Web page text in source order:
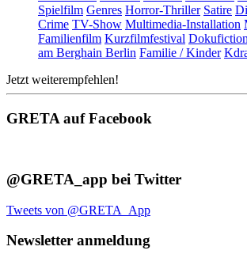
Spielfilm Genres Horror-Thriller Satire
Crime TV-Show Multimedia-Installation
Familienfilm Kurzfilmfestival Dokufiction
am Berghain Berlin Familie / Kinder
Jetzt weiterempfehlen!
GRETA auf Facebook
@GRETA_app bei Twitter
Tweets von @GRETA_App
Newsletter anmeldung